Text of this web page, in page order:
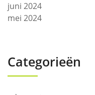
juni 2024
mei 2024
Categorieën